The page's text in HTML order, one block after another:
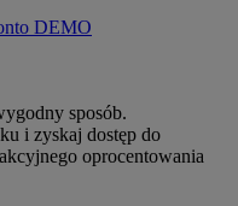
DEMO
sposób.
i zyskaj dostęp do
oprocentowania